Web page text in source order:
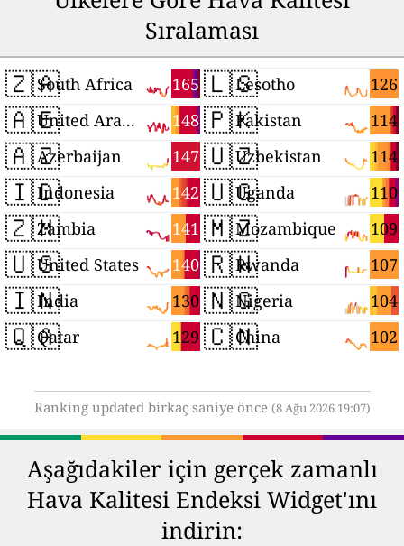
Sıralaması
🇿🇦 165
South Africa
🇦🇪 148
United Arab Emirates
🇦🇿 147
Azerbaijan
🇮🇩 142
Indonesia
🇿🇲 141
Zambia
🇺🇸 140
United States
🇮🇳 130
India
🇶🇦 129
Qatar
🇱🇸 126
Lesotho
🇵🇰 114
Pakistan
🇺🇿 114
Uzbekistan
🇺🇬 110
Uganda
🇲🇿 109
Mozambique
🇷🇼 107
Rwanda
🇳🇬 104
Nigeria
🇨🇳 102
China
Ranking updated birkaç saniye önce (8 Ağu 2026 19:07)
Aşağıdakiler için gerçek zamanlı
Hava Kalitesi Endeksi Widget'ını
indirin: